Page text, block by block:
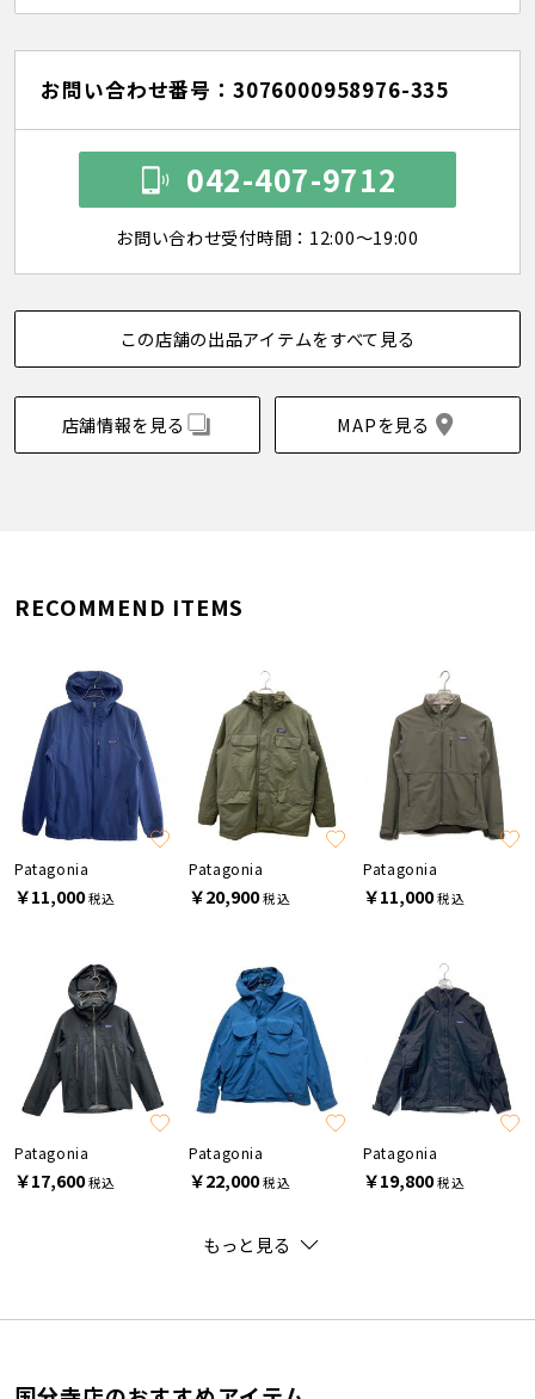
お問い合わせ番号：3076000958976-335
042-407-9712
お問い合わせ受付時間：12:00～19:00
この店舗の出品アイテムをすべて見る
店舗情報を見る MAPを見る
RECOMMEND ITEMS
Patagonia
￥11,000税込
Patagonia
￥20,900税込
Patagonia
￥11,000税込
Patagonia
￥17,600税込
Patagonia
￥22,000税込
Patagonia
￥19,800税込
もっと見る